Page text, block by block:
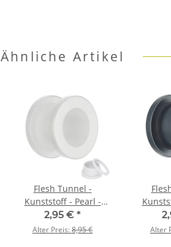
Ähnliche Artikel
Flesh Tunnel -
Kunststoff - Pearl -
Weiß
2,95 € *
Alter Preis:8,95 € Alter